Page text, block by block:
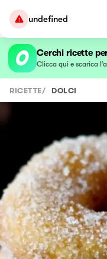
undefined
Cerchi ricette
Clicca qui e scarica
RICETTE/ DOLCI